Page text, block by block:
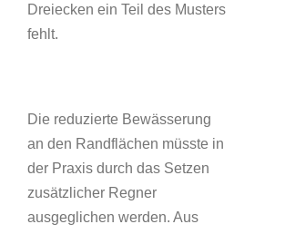
Dreiecken ein Teil des Musters
fehlt.
Die reduzierte Bewässerung
an den Randflächen müsste in
der Praxis durch das Setzen
zusätzlicher Regner
ausgeglichen werden. Aus